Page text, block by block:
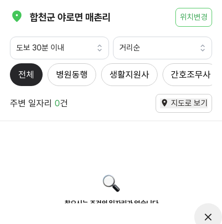
합천군 야로면 매촌리 위치변경
도보 30분 이내 거리순
전체 병원동행 생활지원사 간호조무사
주변 일자리 0건 지도로 보기
찾으시는 조건의 일자리가 없습니다